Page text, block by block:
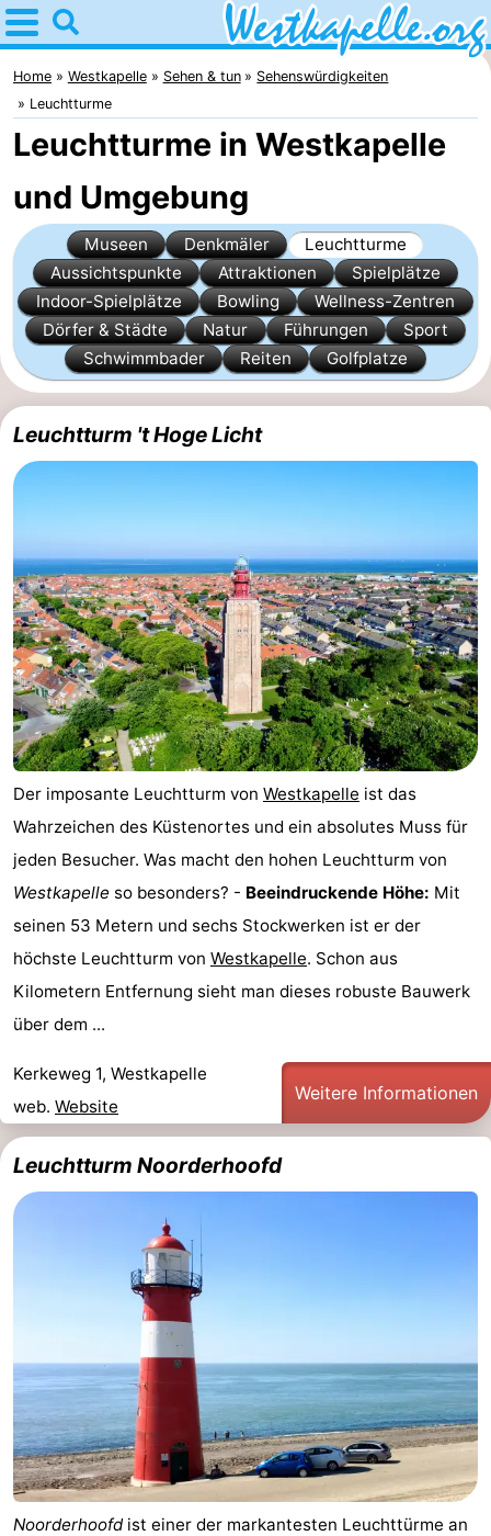
Home
Westkapelle
Tipps
kindern
Übernachten
Appartements
-
Duinweg
-
Wijngaerde
Ferienhäuser
Buitenhof
Domburg
-
De
Boomgaard
-
De
Zandput
-
Hof
Domburg
-
Joossesweg
-
Résidence
Wijngaerde
Lastminutes
Strand
Sehen
&
-
Denkmäler
-
Leuchtturme
-
Aussichtspunkte
Attraktionen
Indoor-
-
Zentren
Dörfer
&
Natur
Home Westkapelle Sehen & tun
Sehenswürdigkeiten
Leuchtturme
Leuchtturme in Westkapelle
und Umgebung
Museen Denkmäler
Leuchtturme
Aussichtspunkte
Attraktionen
Spielplätze
Indoor-Spielplätze
Bowling
Wellness-Zentren
Dörfer & Städte
Natur Führungen
Sport
Schwimmbader
Reiten Golfplatze
Leuchtturm 't Hoge Licht
Der imposante Leuchtturm von Westkapelle ist das
Wahrzeichen des Küstenortes und ein absolutes Muss für
jeden Besucher. Was macht den hohen Leuchtturm von
Westkapelle so besonders? - Beeindruckende Höhe: Mit
seinen 53 Metern und sechs Stockwerken ist er der
höchste Leuchtturm von Westkapelle. Schon aus
Kilometern Entfernung sieht man dieses robuste Bauwerk
über dem ...
Kerkeweg 1, Westkapelle
web. Website
Weitere Informationen
Leuchtturm Noorderhoofd
Noorderhoofdist einer der markantesten Leuchttürme an